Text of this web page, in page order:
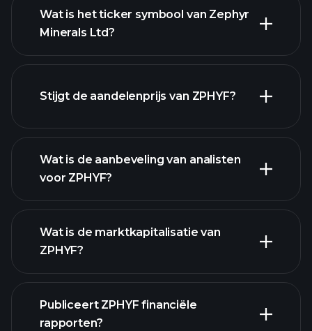
Wat is het ticker symbool van Zephyr
Minerals Ltd?
Stijgt de aandelenprijs van ZPHYF?
ZPHYF grafiek.
Wat is de aanbeveling van analisten
voor ZPHYF?
Wat is de marktkapitalisatie van
ZPHYF?
onze lijst van aandelen
Publiceert ZPHYF financiële
rapporten?